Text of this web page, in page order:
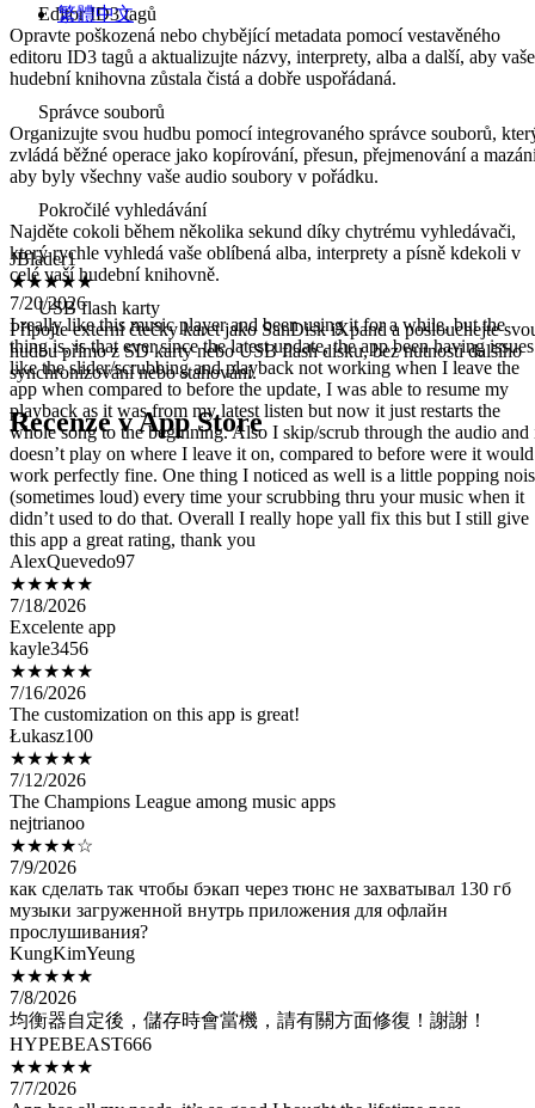
繁體中文
Editor ID3 tagů
Opravte poškozená nebo chybějící metadata pomocí vestavěného
editoru ID3 tagů a aktualizujte názvy, interprety, alba a další, aby vaše
hudební knihovna zůstala čistá a dobře uspořádaná.
Správce souborů
Organizujte svou hudbu pomocí integrovaného správce souborů,
zvládá běžné operace jako kopírování, přesun, přejmenování a
aby byly všechny vaše audio soubory v pořádku.
Pokročilé vyhledávání
Najděte cokoli během několika sekund díky chytrému vyhledávači,
který rychle vyhledá vaše oblíbená alba, interprety a písně kdekoli v
celé vaší hudební knihovně.
USB flash karty
Připojte externí čtečky karet jako SanDisk iXpand a poslouchejte
hudbu přímo z SD karty nebo USB flash disku, bez nutnosti dalšího
synchronizování nebo stahování.
Recenze v App Store
JBlader1
★★★★★
7/20/2026
I really like this music player and been using it for a while, but the
thing is, is that ever since the latest update, the app been having issues
like the slider/scrubbing and playback not working when I leave the
app when compared to before the update, I was able to resume my
playback as it was from my latest listen but now it just restarts the
whole song to the beginning. Also I skip/scrub through the audio and
doesn’t play on where I leave it on, compared to before were it would
work perfectly fine. One thing I noticed as well is a little popping
(sometimes loud) every time your scrubbing thru your music when it
didn’t used to do that. Overall I really hope yall fix this but I still give
this app a great rating, thank you
AlexQuevedo97
★★★★★
7/18/2026
Excelente app
kayle3456
★★★★★
7/16/2026
The customization on this app is great!
Łukasz100
★★★★★
7/12/2026
The Champions League among music apps
nejtrianoo
★★★★☆
7/9/2026
как сделать так чтобы бэкап через тюнс не захватывал 130 гб
музыки загруженной внутрь приложения для офлайн
прослушивания?
KungKimYeung
★★★★★
7/8/2026
均衡器自定後，儲存時會當機，請有關方面修復！謝謝！
HYPEBEAST666
★★★★★
7/7/2026
App has all my needs, it’s so good I bought the lifetime pass
Caeliana